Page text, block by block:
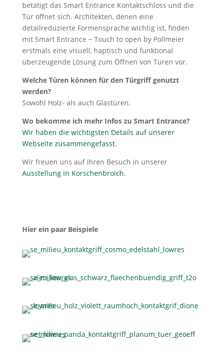
betätigt das Smart Entrance Kontaktschloss und die
Tür öffnet sich. Architekten, denen eine
detailreduzierte Formensprache wichtig ist, finden
mit Smart Entrance − Touch to open by Pollmeier
erstmals eine visuell, haptisch und funktional
überzeugende Lösung zum Öffnen von Türen vor.
Welche Türen können für den Türgriff genutzt
werden?
Sowohl Holz- als auch Glastüren.
Wo bekomme ich mehr Infos zu Smart Entrance?
Wir haben die wichtigsten Details auf unserer
Webseite zusammengefasst.
Wir freuen uns auf Ihren Besuch in unserer
Ausstellung in Korschenbroich.
Hier ein paar Beispiele